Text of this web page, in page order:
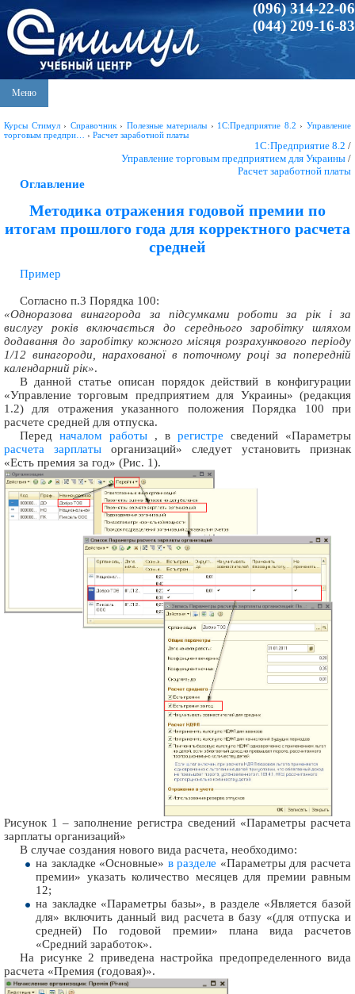
(096) 314-22-06
(044) 209-16-83
Меню
Курсы Стимул› Справочник› Полезные материалы › 1С:Предприятие 8.2 ›Управление
торговым предпри…
› Расчет заработной платы
1С:Предприятие 8.2 /
Управление торговым предприятием для Украины /
Расчет заработной платы
Оглавление
Методика отражения годовой премии по
итогам прошлого года для корректного расчета
средней
Пример
Согласно п.3 Порядка 100:
«Одноразова винагорода за підсумками роботи за рік і за
вислугу років включається до середнього заробітку шляхом
додавання до заробітку кожного місяця розрахункового періоду
1/12 винагороди, нарахованої в поточному році за попередній
календарний рік».
В данной статье описан порядок действий в конфигурации
«Управление торговым предприятием для Украины» (редакция
1.2) для отражения указанного положения Порядка 100 при
расчете средней для отпуска.
Перед началом работы , в регистре сведений «Параметры
расчета зарплаты организаций» следует установить признак
«Есть премия за год» (Рис. 1).
Рисунок 1 – заполнение регистра сведений «Параметры расчета
зарплаты организаций»
В случае создания нового вида расчета, необходимо:
на закладке «Основные» в разделе «Параметры для расчета
премии» указать количество месяцев для премии равным
12;
на закладке «Параметры базы», в разделе «Является базой
для» включить данный вид расчета в базу «(для отпуска и
средней) По годовой премии» плана вида расчетов
«Средний заработок».
На рисунке 2 приведена настройка предопределенного вида
расчета «Премия (годовая)».